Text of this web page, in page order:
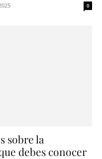
0
sobre la
debes conocer